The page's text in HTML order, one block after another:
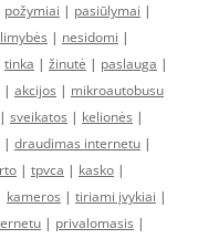
požymiai | pasiūlymai |
| nesidomi |
tinka | žinutė | paslauga |
| akcijos | mikroautobusu
| sveikatos | kelionės |
| draudimas internetu |
| tpvca | kasko |
kameros | tiriami įvykiai |
| privalomasis |